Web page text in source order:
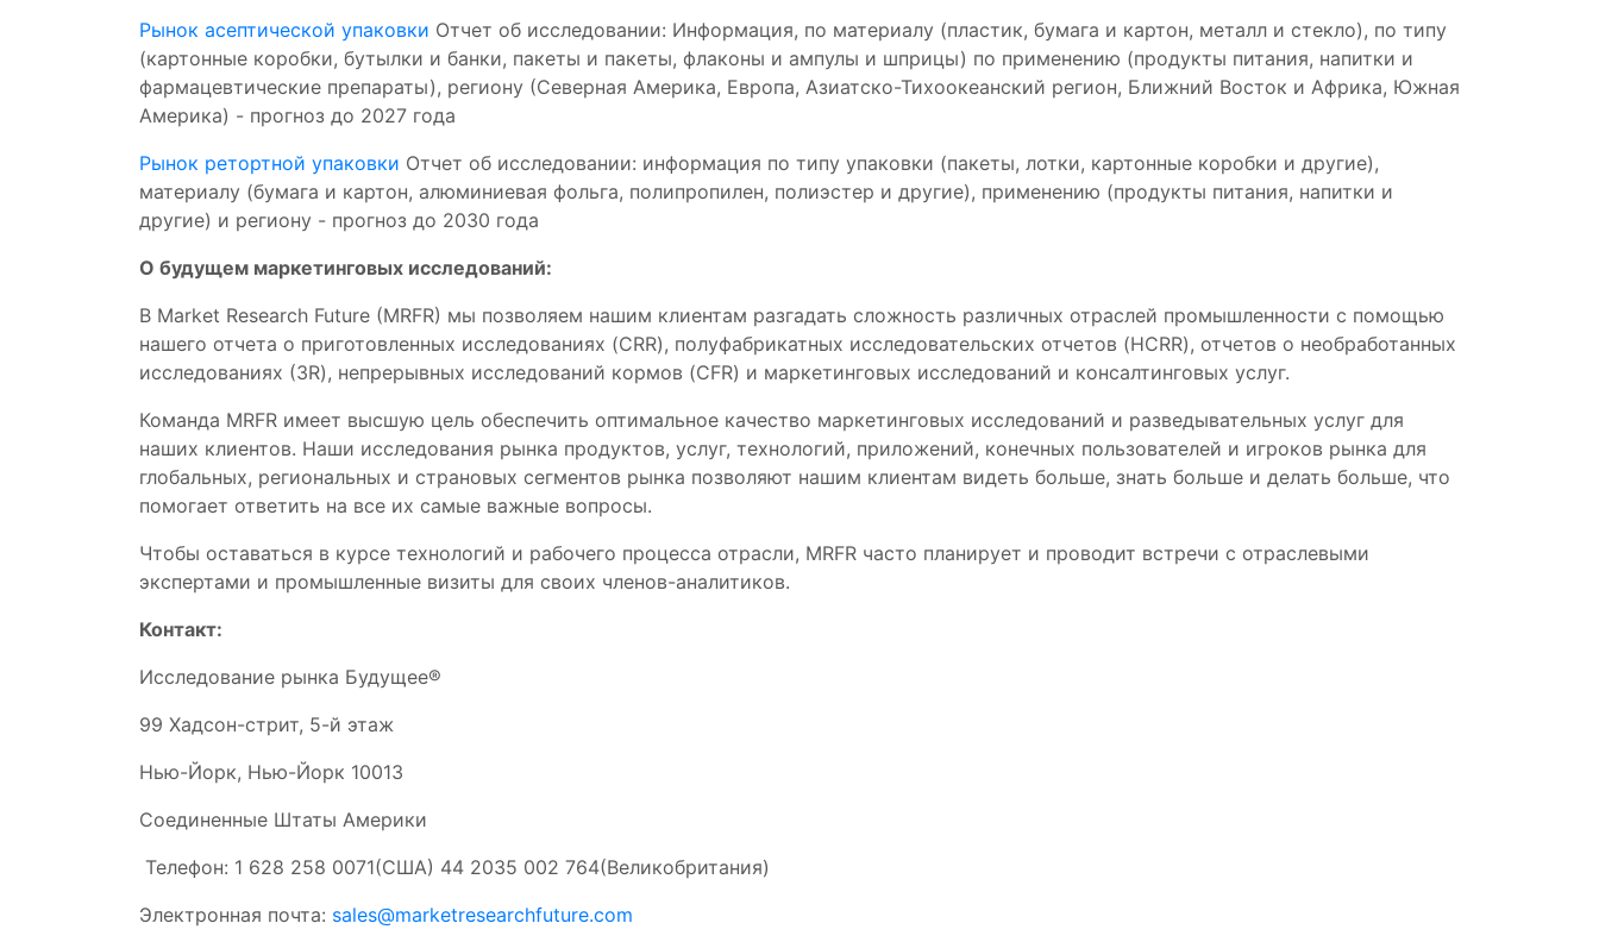
Рынок асептической упаковки Отчет об исследовании: Информация, по материалу (пластик, бумага и картон, металл и стекло), по типу
(картонные коробки, бутылки и банки, пакеты и пакеты, флаконы и ампулы и шприцы) по применению (продукты питания, напитки и
фармацевтические препараты), региону (Северная Америка, Европа, Азиатско-Тихоокеанский регион, Ближний Восток и Африка, Южная
Америка) - прогноз до 2027 года
Рынок ретортной упаковки Отчет об исследовании: информация по типу упаковки (пакеты, лотки, картонные коробки и другие),
материалу (бумага и картон, алюминиевая фольга, полипропилен, полиэстер и другие), применению (продукты питания, напитки и
другие) и региону - прогноз до 2030 года
О будущем маркетинговых исследований:
В Market Research Future (MRFR) мы позволяем нашим клиентам разгадать сложность различных отраслей промышленности с помощью
нашего отчета о приготовленных исследованиях (CRR), полуфабрикатных исследовательских отчетов (HCRR), отчетов о необработанных
исследованиях (3R), непрерывных исследований кормов (CFR) и маркетинговых исследований и консалтинговых услуг.
Команда MRFR имеет высшую цель обеспечить оптимальное качество маркетинговых исследований и разведывательных услуг для
наших клиентов. Наши исследования рынка продуктов, услуг, технологий, приложений, конечных пользователей и игроков рынка для
глобальных, региональных и страновых сегментов рынка позволяют нашим клиентам видеть больше, знать больше и делать больше, что
помогает ответить на все их самые важные вопросы.
Чтобы оставаться в курсе технологий и рабочего процесса отрасли, MRFR часто планирует и проводит встречи с отраслевыми
экспертами и промышленные визиты для своих членов-аналитиков.
Контакт:
Исследование рынка Будущее®
99 Хадсон-стрит, 5-й этаж
Нью-Йорк, Нью-Йорк 10013
Соединенные Штаты Америки
Телефон: 1 628 258 0071(США) 44 2035 002 764(Великобритания)
Электронная почта: sales@marketresearchfuture.com